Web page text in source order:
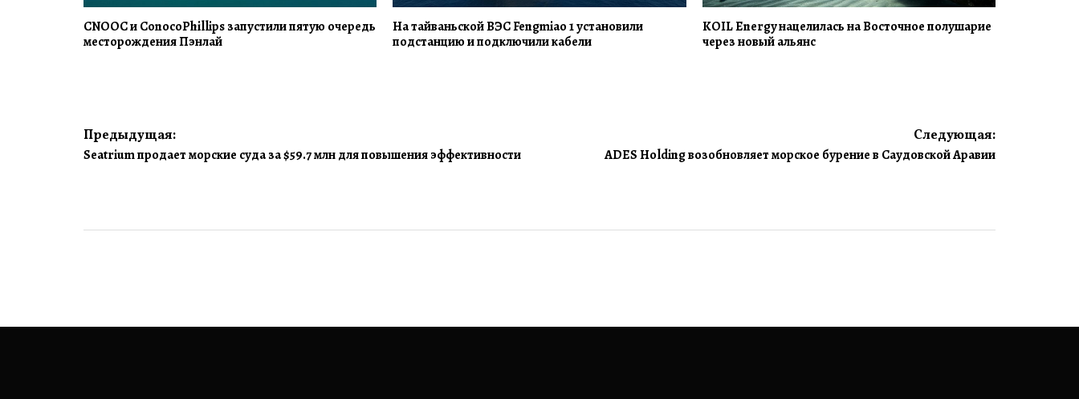
CNOOC и ConocoPhillips запустили пятую очередь
месторождения Пэнлай
На тайваньской ВЭС Fengmiao 1 установили
подстанцию и подключили кабели
KOIL Energy нацелилась на Восточное полушарие
через новый альянс
Навигация
Предыдущая:
Seatrium продает морские суда за $59.7 млн для повышения эффективности
Следующая:
ADES Holding возобновляет морское бурение в Саудовской Аравии